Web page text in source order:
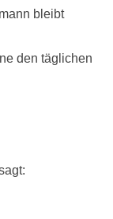
bleibt
den täglichen